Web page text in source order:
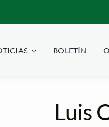
BOLETÍN
Luis